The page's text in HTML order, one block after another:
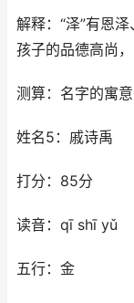
解释：“泽”有恩
孩子的品德高尚，
测算：名字的寓
姓名5：戚诗禹
打分：85分
读音：qī shī yǔ
五行：金